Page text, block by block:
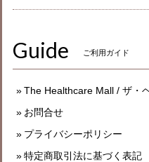
Guide ご利用ガイド
The Healthcare Mall / ザ・
お問合せ
プライバシーポリシー
特定商取引法に基づく表記